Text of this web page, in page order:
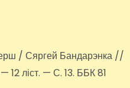
/ Сяргей Бандарэнка //
12 ліст. — С. 13. ББК 81